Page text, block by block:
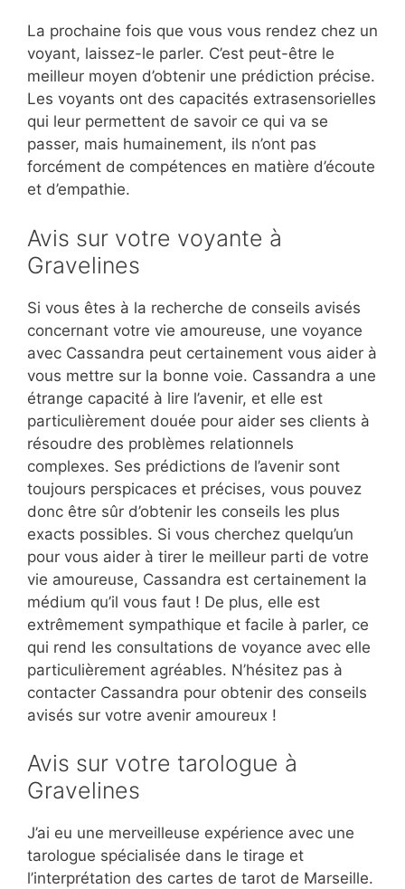
La prochaine fois que vous vous rendez chez un
voyant, laissez-le parler. C’est peut-être le
meilleur moyen d’obtenir une prédiction précise.
Les voyants ont des capacités extrasensorielles
qui leur permettent de savoir ce qui va se
passer, mais humainement, ils n’ont pas
forcément de compétences en matière d’écoute
et d’empathie.
Avis sur votre voyante à
Gravelines
Si vous êtes à la recherche de conseils avisés
concernant votre vie amoureuse, une voyance
avec Cassandra peut certainement vous aider à
vous mettre sur la bonne voie. Cassandra a une
étrange capacité à lire l’avenir, et elle est
particulièrement douée pour aider ses clients à
résoudre des problèmes relationnels
complexes. Ses prédictions de l’avenir sont
toujours perspicaces et précises, vous pouvez
donc être sûr d’obtenir les conseils les plus
exacts possibles. Si vous cherchez quelqu’un
pour vous aider à tirer le meilleur parti de votre
vie amoureuse, Cassandra est certainement la
médium qu’il vous faut ! De plus, elle est
extrêmement sympathique et facile à parler, ce
qui rend les consultations de voyance avec elle
particulièrement agréables. N’hésitez pas à
contacter Cassandra pour obtenir des conseils
avisés sur votre avenir amoureux !
Avis sur votre tarologue à
Gravelines
J’ai eu une merveilleuse expérience avec une
tarologue spécialisée dans le tirage et
l’interprétation des cartes de tarot de Marseille.